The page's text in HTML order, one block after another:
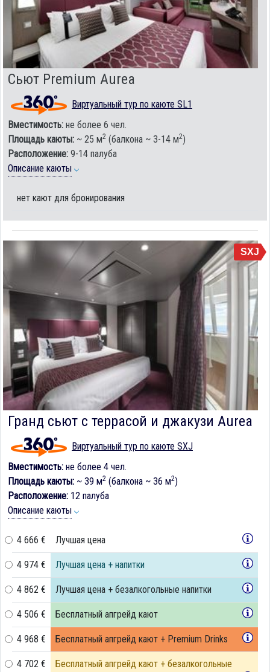
Сьют Premium Aurea
Виртуальный тур по каюте SL1
Вместимость: не более 6 чел.
Площадь каюты: ~ 25 м2 (балкона ~ 3-14 м2)
Расположение: 9-14 палуба
Описание каюты
нет кают для бронирования
SXJ
Гранд сьют с террасой и джакузи Aurea
Виртуальный тур по каюте SXJ
Вместимость: не более 4 чел.
Площадь каюты: ~ 39 м2 (балкона ~ 36 м2)
Расположение: 12 палуба
Описание каюты
4 666 € Лучшая цена
4 974 € Лучшая цена + напитки
4 862 € Лучшая цена + безалкогольные напитки
4 506 € Бесплатный апгрейд кают
4 968 € Бесплатный апгрейд кают + Premium Drinks
4 702 €
Бесплатный апгрейд кают + безалкогольные